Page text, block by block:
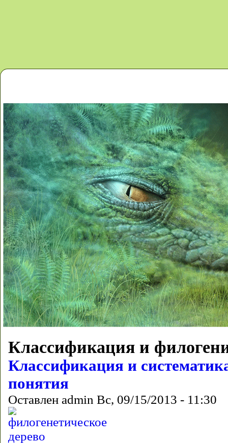
Классификация и
Классификация и
понятия
Оставлен admin Вс, 09/15/2013 - 11:30